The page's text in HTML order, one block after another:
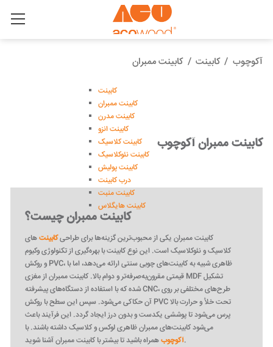
آکوچوب / کابینت / کابینت ممبران
کابینت
کابینت ممبران
کابینت مدرن
کابینت انزو
کابینت کلاسیک
کابینت نئوکلاسیک
کابینت پولیش
درب کابینت
کابینت منبت
کابینت هایگلاس
کابینت ممبران آکوچوب
کابینت ممبران چیست؟
کابینت ممبران یکی از محبوب‌ترین گزینه‌ها برای طراحیکابینتهای
کلاسیک و نئوکلاسیک است. این نوع کابینت با بهره‌گیری از تکنولوژی وکیوم
و روکش PVC، ظاهری شبیه به کابینت‌های چوبی سنتی ارائه می‌دهد، اما با
قیمتی مقرون‌به‌صرفه‌تر و دوام بالا. کابینت ممبران از مغزی MDF تشکیل
شده که با استفاده از دستگاه‌های پیشرفته CNC، طرح‌های مختلفی بر روی
آن حکاکی می‌شود. سپس این سطح با روکش PVC تحت خلأ و حرارت بالا
پرس می‌شود تا پوششی یکدست و بدون درز ایجاد گردد. این فرآیند باعث
می‌شود کابینت‌های ممبران ظاهری لوکس و کلاسیک داشته باشند. با
آکوچوبهمراه باشید تا بیشتر با کابینت ممبران آشنا شوید.